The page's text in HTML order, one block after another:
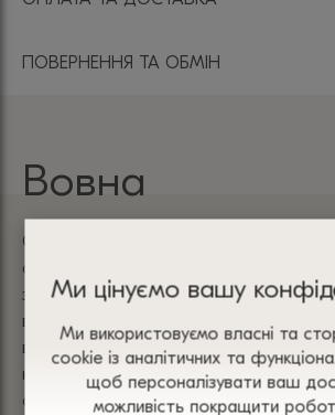
ПОВЕРНЕННЯ ТА ОБМІН
Вовна
Овеча вовна Меріно — це найкраща і
світі вовна. Вона відома своєю
зносостійкістю та практичністю.
володіє рядом переваг у порівнянні зі
вовняною пряжею. Вівці породи меріно
неймовірно тонким руном. В
отримують матеріал неймовірно
Ми цінуємо вашу
Ми використовуємо власні та
сооkіе із аналітичних та
щоб персоналізувати ваш
можливість покращити